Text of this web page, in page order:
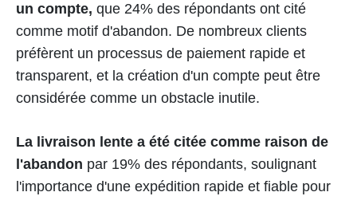
un compte, que 24% des répondants ont cité
comme motif d'abandon. De nombreux clients
préfèrent un processus de paiement rapide et
transparent, et la création d'un compte peut être
considérée comme un obstacle inutile.
La livraison lente a été citée comme raison de
l'abandon par 19% des répondants, soulignant
l'importance d'une expédition rapide et fiable pour